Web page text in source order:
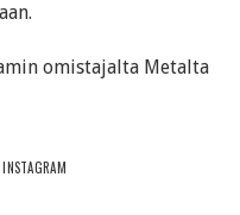
omistajalta Metalta
INSTAGRAM